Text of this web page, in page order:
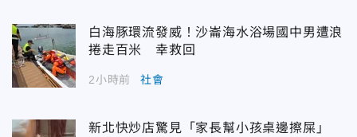
白海豚環流發威！沙崙海水浴場國中男遭浪
捲走百米 幸救回
2小時前 社會
新北快炒店驚見「家長幫小孩桌邊擦屎」